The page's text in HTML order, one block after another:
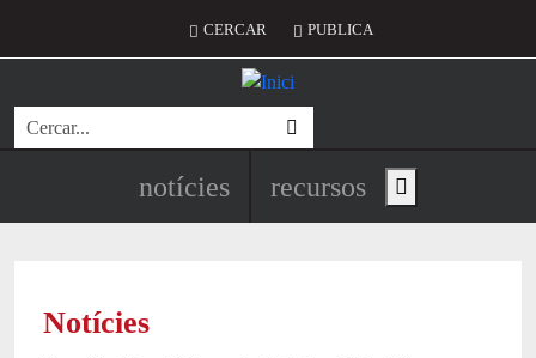
Menú del compte d'usuari
CERCAR PUBLICA
Cerca
Navegació principal de
notícies recursos Show main menu
Notícies